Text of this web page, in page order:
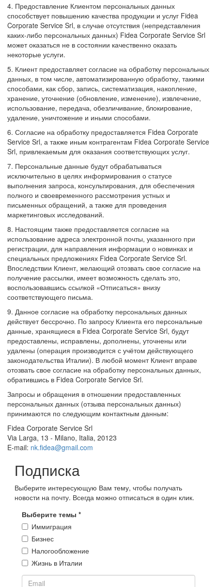
4. Предоставление Клиентом персональных данных
способствует повышению качества продукции и услуг Fidea
Corporate Service Srl, в случае отсутствия (непредставления
каких-либо персональных данных) Fidea Corporate Service Srl
может оказаться не в состоянии качественно оказать
некоторые услуги.
5. Клиент предоставляет согласие на обработку персональных
данных, в том числе, автоматизированную обработку, такими
способами, как сбор, запись, систематизация, накопление,
хранение, уточнение (обновление, изменение), извлечение,
использование, передача, обезличивание, блокирование,
удаление, уничтожение и иными способами.
6. Согласие на обработку предоставляется Fidea Corporate
Service Srl, а также иным контрагентам Fidea Corporate Service
Srl, привлекаемым для оказания соответствующих услуг.
7. Персональные данные будут обрабатываться
исключительно в целях информирования о статусе
выполнения запроса, консультирования, для обеспечения
полного и своевременного рассмотрения устных и
письменных обращений, а также для проведения
маркетинговых исследований.
8. Настоящим также предоставляется согласие на
использование адреса электронной почты, указанного при
регистрации, для направления информации о новинках и
специальных предложениях Fidea Corporate Service Srl.
Впоследствии Клиент, желающий отозвать свое согласие на
получение рассылки, имеет возможность сделать это,
воспользовавшись ссылкой «Отписаться» внизу
соответствующего письма.
9. Данное согласие на обработку персональных данных
действует бессрочно. По запросу Клиента его персональные
данные, хранящиеся в Fidea Corporate Service Srl, будут
предоставлены, исправлены, дополнены, уточнены или
удалены (операция производится с учётом действующего
законодательства Италии). В любой момент Клиент вправе
отозвать свое согласие на обработку персональных данных,
обратившись в Fidea Corporate Service Srl.
Запросы и обращения в отношении предоставленных
персональных данных (отзыва персональных данных)
принимаются по следующим контактным данным:
Fidea Corporate Service Srl
Via Larga, 13 - Milano, Italia, 20123
E-mail: nk.fidea@gmail.com
Подписка
Выберите интересующую Вам тему, чтобы получать
новости на почту. Всегда можно отписаться в один клик.
Выберите темы *
Иммиграция
Бизнес
Налогообложение
Жизнь в Италии